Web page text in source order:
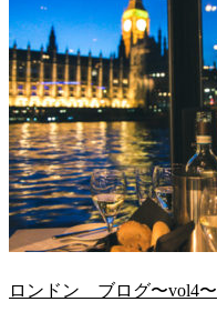
ロンドン ブログ〜vol4〜